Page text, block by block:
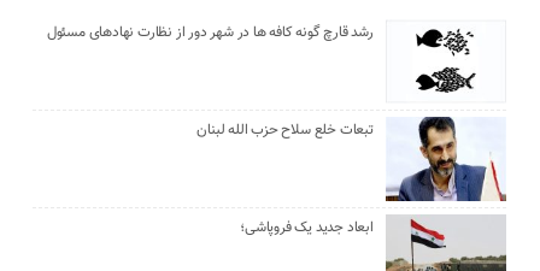
رشد قارچ گونه کافه ها در شهر دور از نظارت نهادهای مسئول
تبعات خلع سلاح حزب الله لبنان
ابعاد جدید یک فروپاشی؛